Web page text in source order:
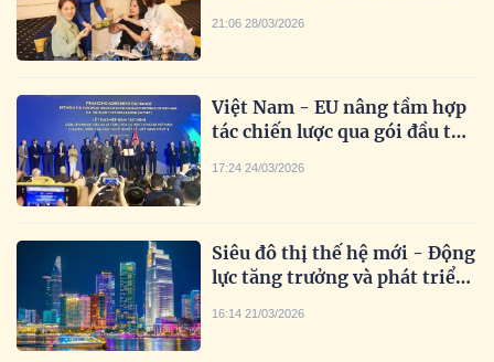
21:06 28/03/2026
Việt Nam - EU nâng tầm hợp
tác chiến lược qua gói đầu tư
17:24 24/03/2026
Siêu đô thị thế hệ mới - Động
lực tăng trưởng và phát triển
trong kỷ nguyên mới
16:14 21/03/2026